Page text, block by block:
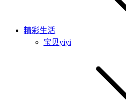
精彩生活
宝贝yiyi